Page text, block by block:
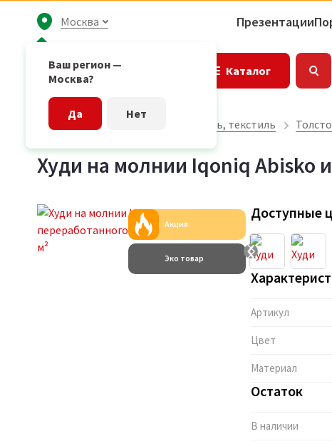
Москва
Ваш регион —
Москва?
Да Нет
Презентации
Каталог
Главная страница Одежда, обувь, текстиль
Худи на молнии Iqoniq Abisko
Акция
Эко товар
Доступные
Артикул
Цвет
Материал
Остаток
В наличии